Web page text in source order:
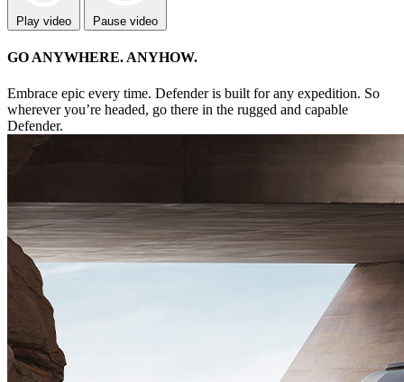
Play video Pause video
GO ANYWHERE. ANYHOW.
Embrace epic every time. Defender is built for any expedition. So
wherever you’re headed, go there in the rugged and capable
Defender.